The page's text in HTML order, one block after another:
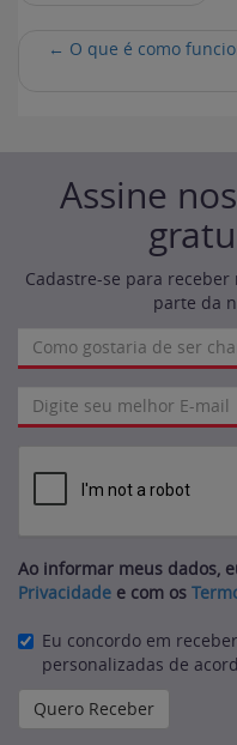
← O que é como
Assine
Cadastre-se para
parte da
Ao informar meus dados,
Privacidade e com os
Eu concordo em
personalizadas de